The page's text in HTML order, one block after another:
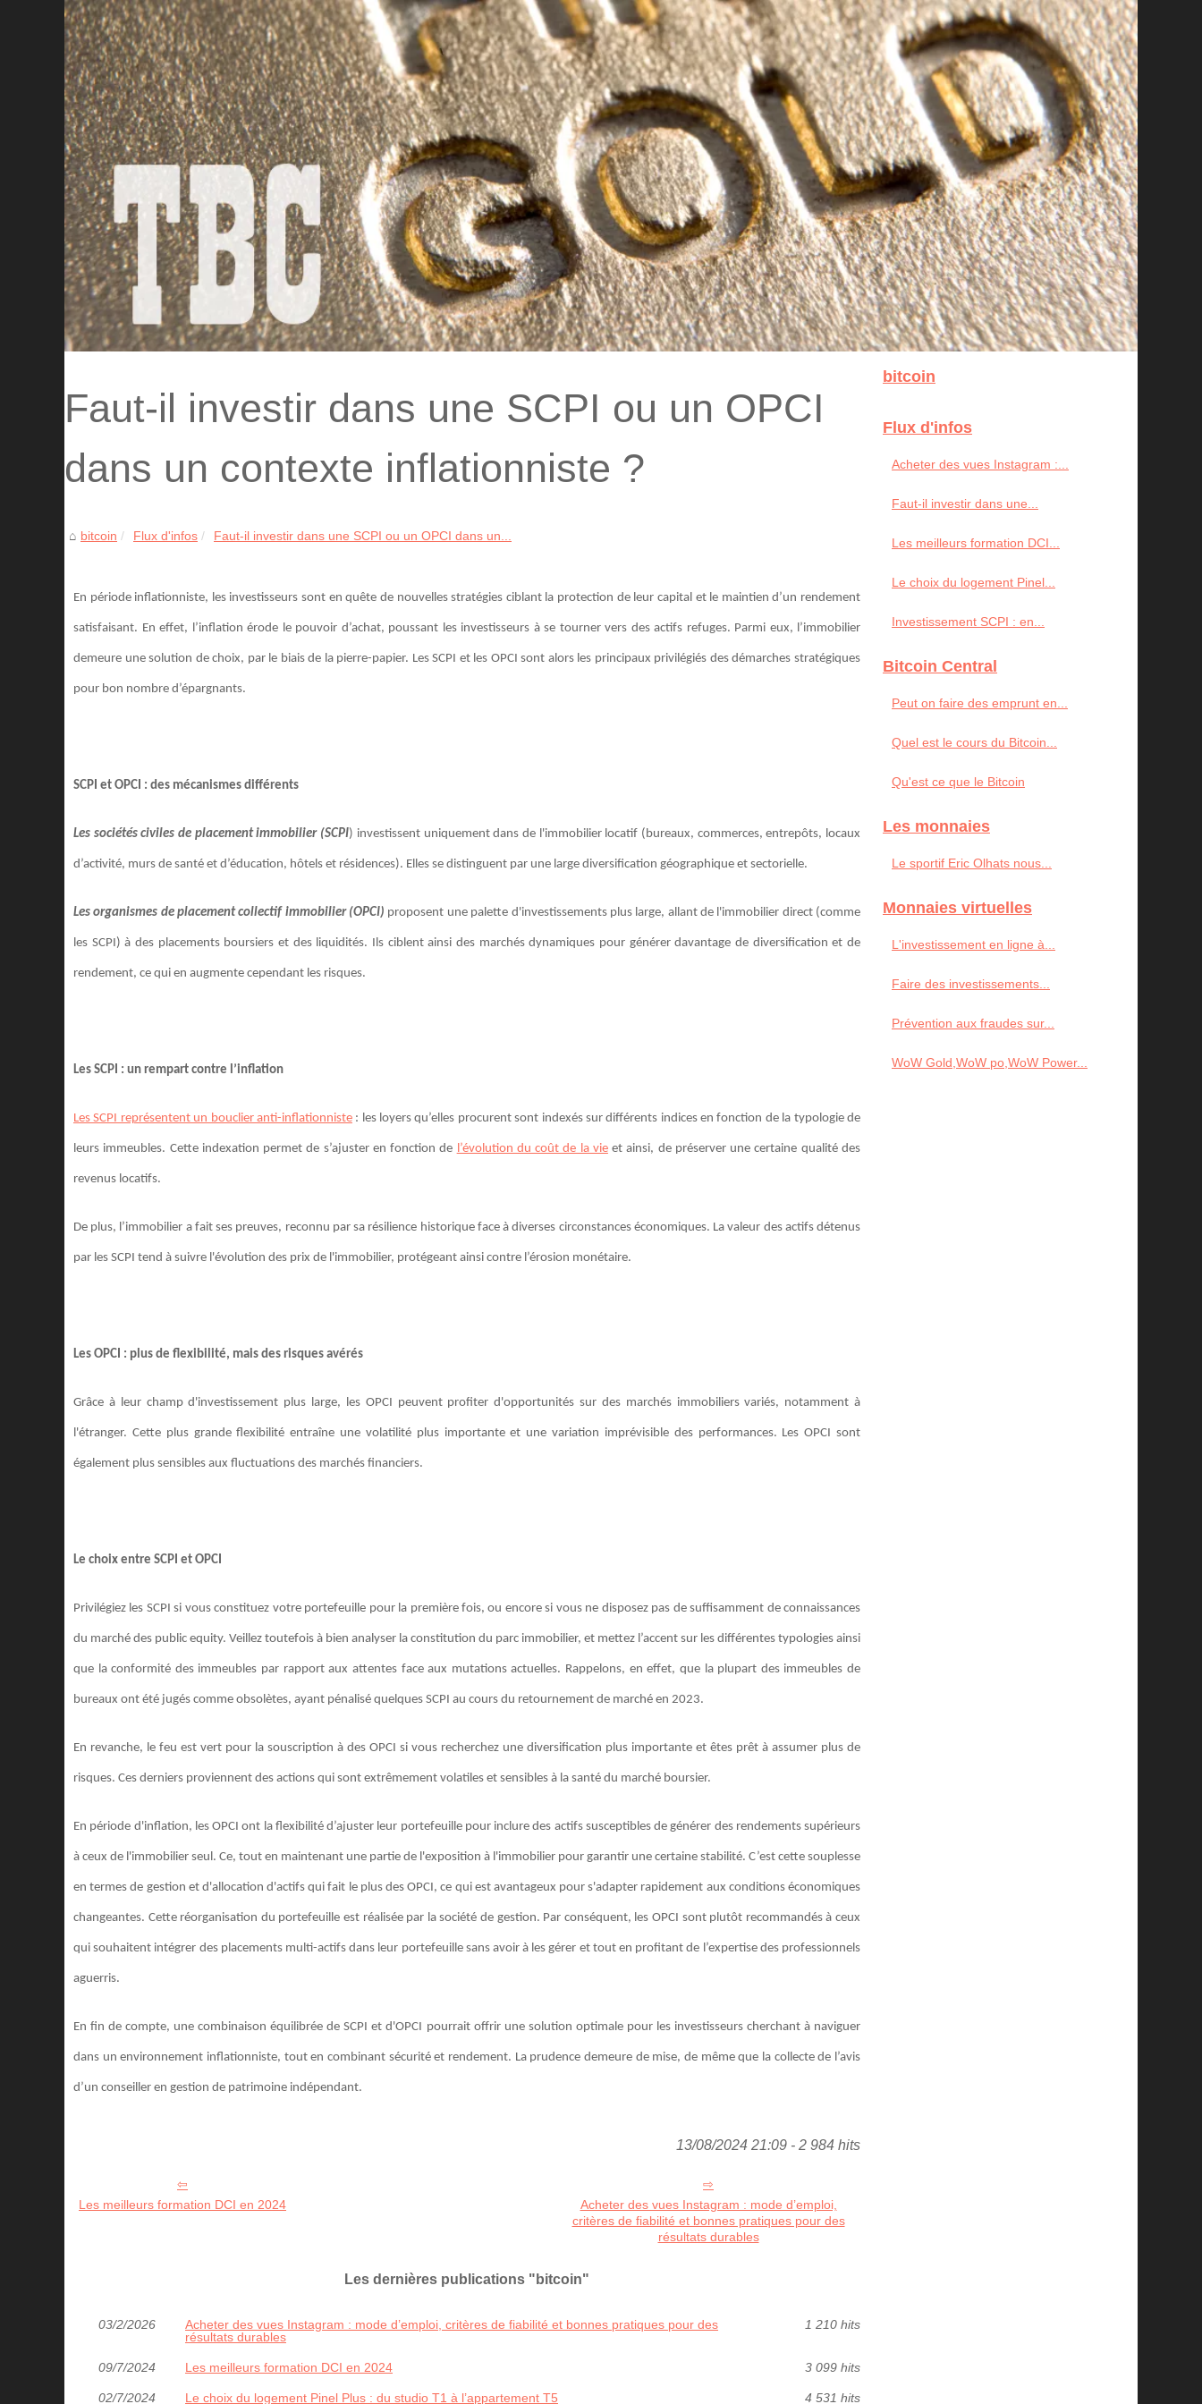
Faut-il investir dans une SCPI ou un OPCI
dans un contexte inflationniste ?
bitcoin Flux d'infos Faut-il investir dans une SCPI ou un OPCI dans un...
En période inflationniste, les investisseurs sont en quête de nouvelles stratégies ciblant la protection de leur capital et le maintien d’un rendement
satisfaisant. En effet, l’inflation érode le pouvoir d’achat, poussant les investisseurs à se tourner vers des actifs refuges. Parmi eux, l’immobilier
demeure une solution de choix, par le biais de la pierre-papier. Les SCPI et les OPCI sont alors les principaux privilégiés des démarches stratégiques
pour bon nombre d’épargnants.
SCPI et OPCI : des mécanismes différents
Les sociétés civiles de placement immobilier (SCPI) investissent uniquement dans de l'immobilier locatif (bureaux, commerces, entrepôts, locaux
d’activité, murs de santé et d’éducation, hôtels et résidences). Elles se distinguent par une large diversification géographique et sectorielle.
Les organismes de placement collectif immobilier (OPCI) proposent une palette d'investissements plus large, allant de l'immobilier direct (comme
les SCPI) à des placements boursiers et des liquidités. Ils ciblent ainsi des marchés dynamiques pour générer davantage de diversification et de
rendement, ce qui en augmente cependant les risques.
Les SCPI : un rempart contre l’inflation
Les SCPI représentent un bouclier anti-inflationniste: les loyers qu’elles procurent sont indexés sur différents indices en fonction de la typologie de
leurs immeubles. Cette indexation permet de s’ajuster en fonction de l’évolution du coût de la vieet ainsi, de préserver une certaine qualité des
revenus locatifs.
De plus, l’immobilier a fait ses preuves, reconnu par sa résilience historique face à diverses circonstances économiques. La valeur des actifs détenus
par les SCPI tend à suivre l'évolution des prix de l'immobilier, protégeant ainsi contre l’érosion monétaire.
Les OPCI : plus de flexibilité, mais des risques avérés
Grâce à leur champ d'investissement plus large, les OPCI peuvent profiter d'opportunités sur des marchés immobiliers variés, notamment à
l'étranger. Cette plus grande flexibilité entraîne une volatilité plus importante et une variation imprévisible des performances. Les OPCI sont
également plus sensibles aux fluctuations des marchés financiers.
Le choix entre SCPI et OPCI
Privilégiez les SCPI si vous constituez votre portefeuille pour la première fois, ou encore si vous ne disposez pas de suffisamment de connaissances
du marché des public equity. Veillez toutefois à bien analyser la constitution du parc immobilier, et mettez l’accent sur les différentes typologies ainsi
que la conformité des immeubles par rapport aux attentes face aux mutations actuelles. Rappelons, en effet, que la plupart des immeubles de
bureaux ont été jugés comme obsolètes, ayant pénalisé quelques SCPI au cours du retournement de marché en 2023.
En revanche, le feu est vert pour la souscription à des OPCI si vous recherchez une diversification plus importante et êtes prêt à assumer plus de
risques. Ces derniers proviennent des actions qui sont extrêmement volatiles et sensibles à la santé du marché boursier.
En période d'inflation, les OPCI ont la flexibilité d’ajuster leur portefeuille pour inclure des actifs susceptibles de générer des rendements supérieurs
à ceux de l'immobilier seul. Ce, tout en maintenant une partie de l'exposition à l'immobilier pour garantir une certaine stabilité. C’est cette souplesse
en termes de gestion et d'allocation d'actifs qui fait le plus des OPCI, ce qui est avantageux pour s'adapter rapidement aux conditions économiques
changeantes. Cette réorganisation du portefeuille est réalisée par la société de gestion. Par conséquent, les OPCI sont plutôt recommandés à ceux
qui souhaitent intégrer des placements multi-actifs dans leur portefeuille sans avoir à les gérer et tout en profitant de l’expertise des professionnels
aguerris.
En fin de compte, une combinaison équilibrée de SCPI et d'OPCI pourrait offrir une solution optimale pour les investisseurs cherchant à naviguer
dans un environnement inflationniste, tout en combinant sécurité et rendement. La prudence demeure de mise, de même que la collecte de l’avis
d’un conseiller en gestion de patrimoine indépendant.
13/08/2024 21:09 - 2 984 hits
Les meilleurs formation DCI en 2024
Acheter des vues Instagram : mode d’emploi,
critères de fiabilité et bonnes pratiques pour des
résultats durables
Les dernières publications "bitcoin"
03/2/2026
Acheter des vues Instagram : mode d’emploi, critères de fiabilité et bonnes pratiques pour des
résultats durables
1 210 hits
09/7/2024 Les meilleurs formation DCI en 2024 3 099 hits
02/7/2024 Le choix du logement Pinel Plus : du studio T1 à l’appartement T5 4 531 hits
bitcoin
Flux d'infos
Acheter des vues Instagram :...
Faut-il investir dans une...
Les meilleurs formation DCI...
Le choix du logement Pinel...
Investissement SCPI : en...
Bitcoin Central
Peut on faire des emprunt en...
Quel est le cours du Bitcoin...
Qu'est ce que le Bitcoin
Les monnaies
Le sportif Eric Olhats nous...
Monnaies virtuelles
L'investissement en ligne à...
Faire des investissements...
Prévention aux fraudes sur...
WoW Gold,WoW po,WoW Power...